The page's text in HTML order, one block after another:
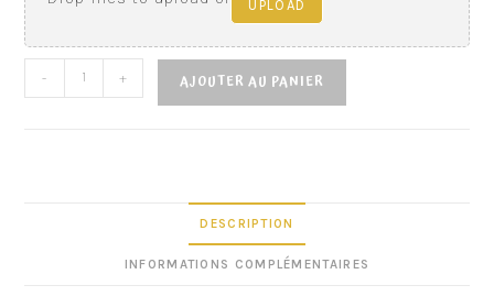
UPLOAD
- + AJOUTER AU PANIER
DESCRIPTION
INFORMATIONS COMPLÉMENTAIRES